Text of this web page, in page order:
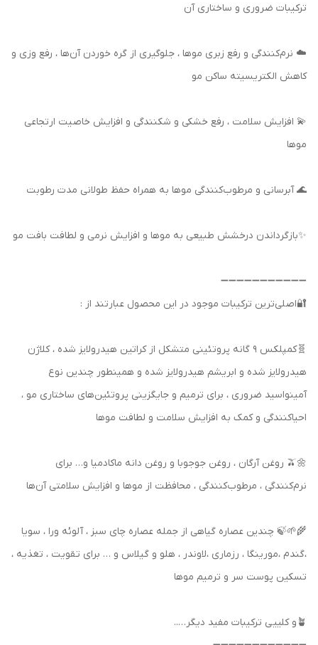
ترکیبات ضروری و ساختاری آن
☁️ نرم‌کنندگی و رفع زبری موها ، جلوگیری از گره خوردن آن‌ها ، رفع وزی و
کاهش الکتریسیته ساکن مو
💫 افزایش سلامت ، رفع خشکی و شکنندگی و افزایش خاصیت ارتجاعی
موها
🌊 آبرسانی و مرطوب‌کنندگی موها به همراه حفظ طولانی مدت رطوبت
✨بازگرداندن درخشش طبیعی به موها و افزایش نرمی و لطافت بافت مو
➖➖➖➖➖➖➖➖➖➖➖
🔐اصلی‌ترین ترکیبات موجود در این محصول عبارتند از :
🧬کمپلکس 9 گانه پروتئینی متشکل از کراتین هیدرولایز شده ، کلاژن
هیدرولایز شده و ابریشم هیدرولایز شده و همینطور چندین نوع
آمینواسید ضروری ، برای ترمیم و جایگزینی پروتئین‌های ساختاری مو ،
احیاکنندگی و کمک به افزایش سلامت و لطافت موها
🌼🫒 روغن آرگان ، روغن جوجوبا و روغن دانه ماکادمیا و… برای
نرم‌کنندگی ، مرطوب‌کنندگی ، محافظت از موها و افزایش سلامتی آن‌ها
🌾🌱🍃 چندین عصاره گیاهی از جمله عصاره چای سبز ، آلوئه ورا ، سویا
،گندم ،مورینگا ، رزماری ،لاوندر ، هلو و گیلاس و … برای تقویت ، تغذیه ،
تسکین پوست سر‌ و ترمیم موها
🪴و کلییی ترکیبات مفید دیگر…..